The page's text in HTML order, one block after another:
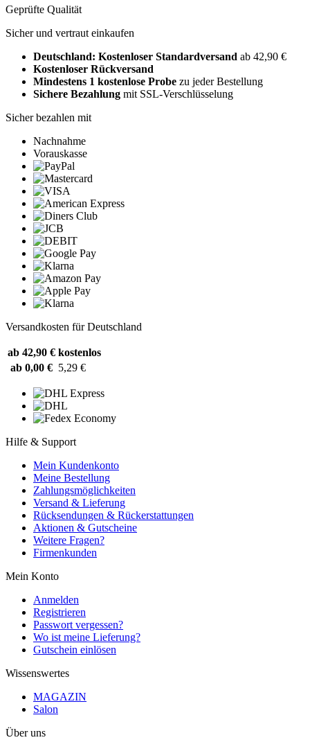
Geprüfte Qualität
Sicher und vertraut einkaufen
Deutschland: Kostenloser Standardversand ab 42,90 €
Kostenloser Rückversand
Mindestens 1 kostenlose Probe zu jeder Bestellung
Sichere Bezahlung mit SSL-Verschlüsselung
Sicher bezahlen mit
Nachnahme
Vorauskasse
Versandkosten für Deutschland
ab 42,90 € kostenlos
ab 0,00 € 5,29 €
Hilfe & Support
Mein Kundenkonto
Meine Bestellung
Zahlungsmöglichkeiten
Versand & Lieferung
Rücksendungen & Rückerstattungen
Aktionen & Gutscheine
Weitere Fragen?
Firmenkunden
Mein Konto
Anmelden
Registrieren
Passwort vergessen?
Wo ist meine Lieferung?
Gutschein einlösen
Wissenswertes
MAGAZIN
Salon
Über uns